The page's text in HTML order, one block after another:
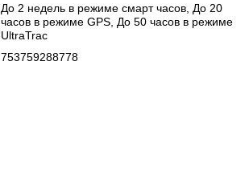
До 2 недель в режиме смарт часов, До 20
часов в режиме GPS, До 50 часов в режиме
UltraTrac
753759288778